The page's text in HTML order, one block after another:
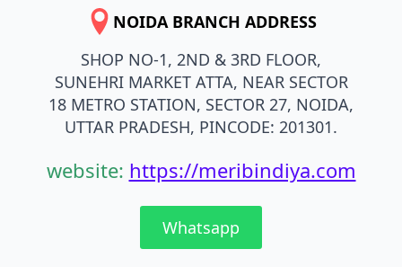
NOIDA BRANCH ADDRESS
SHOP NO-1, 2ND & 3RD FLOOR,
SUNEHRI MARKET ATTA, NEAR SECTOR
18 METRO STATION, SECTOR 27, NOIDA,
UTTAR PRADESH, PINCODE: 201301.
website: https://meribindiya.com
Whatsapp